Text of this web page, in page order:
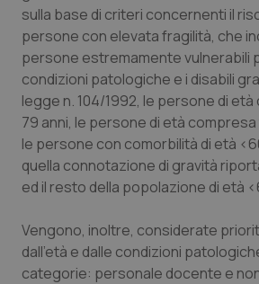
Puglia
Sardegna
Sicilia
Toscana
Valle D’Aosta
Malattie rare
Malattia di Crohn &
Neuroscienze & patologie
Obesità
Oncodermatologia
sulla base di criteri concernenti il
persone con elevata fragilità, che
persone estremamente vulnerabili
condizioni patologiche e i disabili
legge n. 104/1992, le persone di
79 anni, le persone di età compresa
le persone con comorbilità di età
quella connotazione di gravità
ed il resto della popolazione di età
Vengono, inoltre, considerate
dall'età e dalle condizioni
categorie: personale docente e